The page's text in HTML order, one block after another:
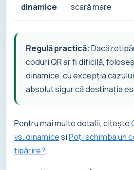
dinamice
scară mare
Regulă practică: Dacă
coduri QR ar fi dificilă,
dinamice, cu excepția
absolut sigur că destinația
Pentru mai multe detalii, citește
vs. dinamice șiPoți schimba un
tipărire?.